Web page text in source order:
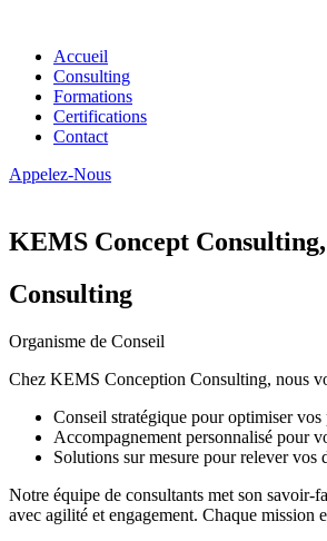
Accueil
Consulting
Formations
Certifications
Contact
Appelez-Nous
KEMS Concept
Consulting
Organisme de Conseil
Chez KEMS Conception Consulting, nous
Conseil stratégique pour optimiser vos
Accompagnement personnalisé pour
Solutions sur mesure pour relever vos
Notre équipe de consultants met son savoir-
avec agilité et engagement. Chaque mission